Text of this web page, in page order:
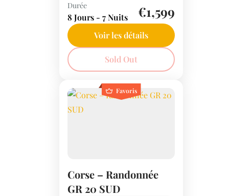
LANZAROTE
- FUERTEVENTURA - GRANDE
CANARIE - LA GOMERA -
LA PALMA - TENERIFE Un
superbe itinéraire qui vous
l’archipel en profitant
d’un...
Iles Canaries
Durée
8 Jours - 7 Nuits €1,599
Voir les détails
Sold Out
Favoris
Corse – Randonnée
GR 20 SUD